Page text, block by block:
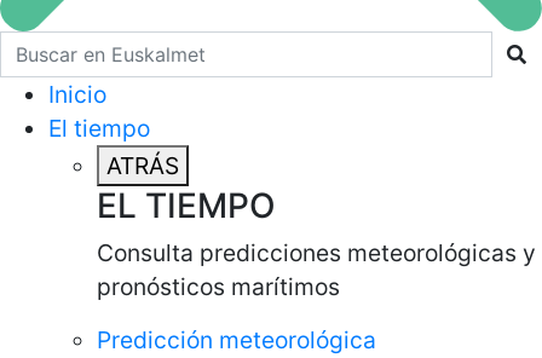
Buscar en euskalmet
Inicio
El tiempo
ATRÁS
EL TIEMPO
Consulta predicciones meteorológicas y
pronósticos marítimos
Predicción meteorológica